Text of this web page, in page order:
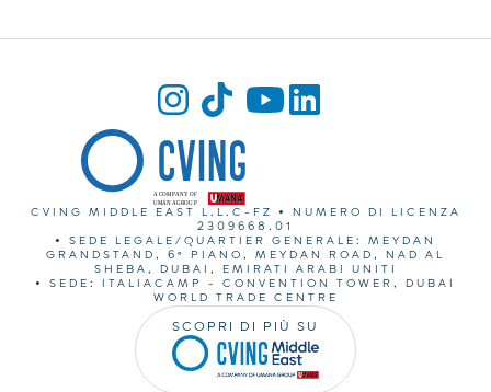
CVING MIDDLE EAST L.L.C-FZ • NUMERO DI LICENZA
2309668.01
• SEDE LEGALE/QUARTIER GENERALE: MEYDAN
GRANDSTAND, 6° PIANO, MEYDAN ROAD, NAD AL
SHEBA, DUBAI, EMIRATI ARABI UNITI
• SEDE: ITALIACAMP - CONVENTION TOWER, DUBAI
WORLD TRADE CENTRE
SCOPRI DI PIÙ SU